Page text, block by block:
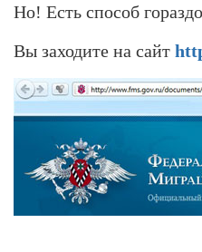
Но! Есть способ
Вы заходите на сайт